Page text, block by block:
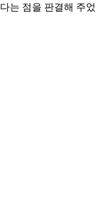
는 점을 판결해 주었